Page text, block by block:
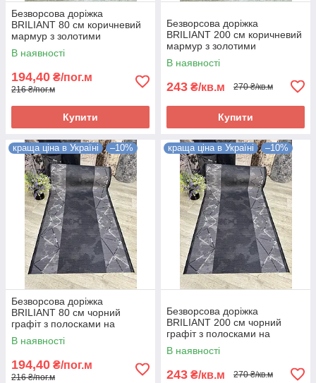
Безворсова доріжка
BRILIANT 80 см коричневий
мармур з золотими
полосками на підлогу на
кухню, в коридор
В наявності
194,40 ₴/пог.м
216 ₴/пог.м
Купити
Безворсова доріжка
BRILIANT 200 см коричневий
мармур з золотими
полосками на підлогу на
кухню, в коридор
В наявності
243 ₴/кв.м 270 ₴/кв.м
Купити
краща ціна в Україні –10%
Безворсова доріжка
BRILIANT 80 см чорний
графіт з полосками на
підлогу на кухню, в коридор
В наявності
194,40 ₴/пог.м
216 ₴/пог.м
краща ціна в Україні –10%
Безворсова доріжка
BRILIANT 200 см чорний
графіт з полосками на
підлогу на кухню, в коридор
В наявності
243 ₴/кв.м 270 ₴/кв.м